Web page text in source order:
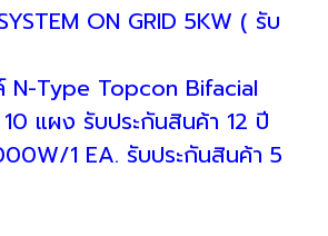
ON GRID 5KW ( รับ
N-Type Topcon Bifacial
แผง รับประกันสินค้า 12 ปี
1 EA. รับประกันสินค้า 5